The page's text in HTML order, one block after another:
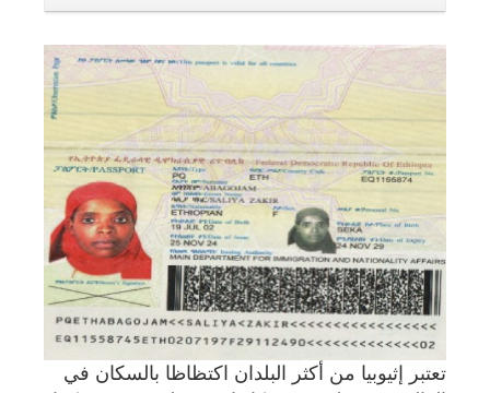
تعتبر إثيوبيا من أكثر البلدان اكتظاظا بالسكان في